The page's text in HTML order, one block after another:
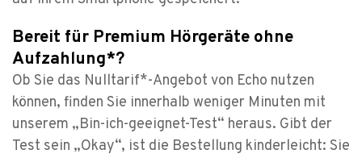
Bereit für Premium Hörgeräte ohne
Aufzahlung*?
Ob Sie das Nulltarif*-Angebot von Echo nutzen
können, finden Sie innerhalb weniger Minuten mit
unserem „Bin-ich-geeignet-Test“ heraus. Gibt der
Test sein „Okay“, ist die Bestellung kinderleicht: Sie